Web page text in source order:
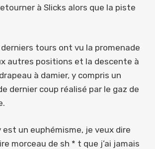
à Slicks alors que la piste
tours ont vu la promenade
autres positions et la descente à
à damier, y compris un
dernier coup réalisé par le gaz de
est un euphémisme, je veux dire
morceau de sh * t que j’ai jamais